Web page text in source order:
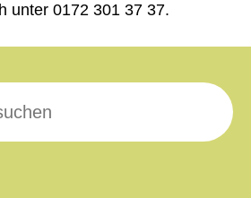
unter 0172 301 37 37.